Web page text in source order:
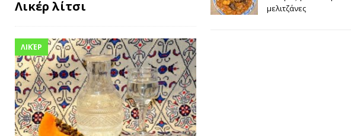
μελιτζάνες
Λικέρ λίτσι
ΛΙΚΈΡ